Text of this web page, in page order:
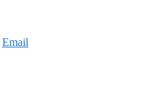
Email